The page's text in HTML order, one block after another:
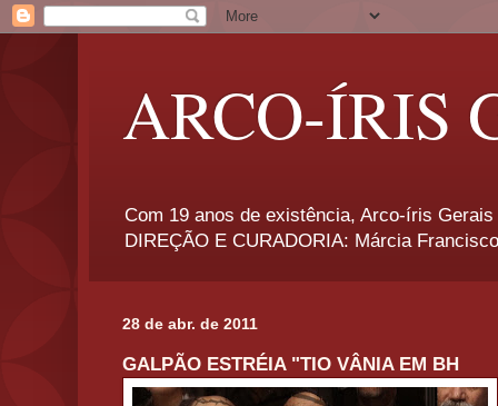
ARCO-ÍRIS
Com 19 anos de existência, Arco-íris
DIREÇÃO E CURADORIA: Márcia
28 de abr. de 2011
GALPÃO ESTRÉIA "TIO VÂNIA EM BH